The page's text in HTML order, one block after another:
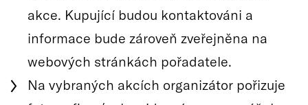
akce. Kupující budou kontaktováni a
informace bude zároveň zveřejněna na
webových stránkách pořadatele.
Na vybraných akcích organizátor pořizuje